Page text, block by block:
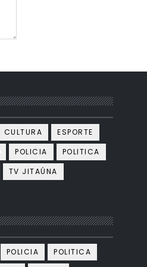
CULTURA
ESPORTE
POLICIA
POLITICA
TV JITAÚNA
POLICIA
POLITICA